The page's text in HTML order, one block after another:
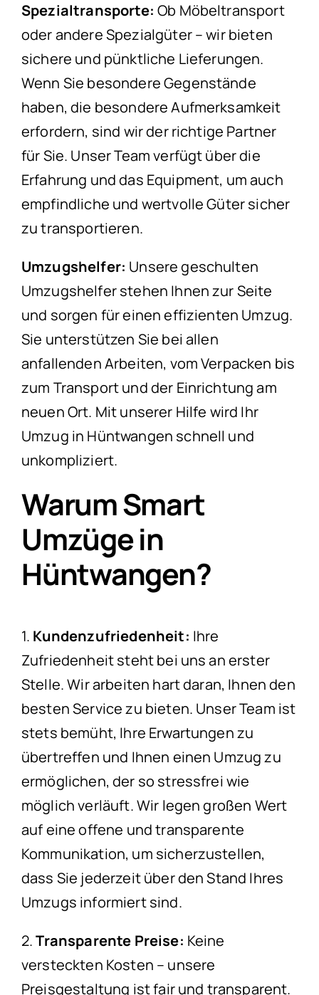
Spezialtransporte: Ob Möbeltransport
oder andere Spezialgüter – wir bieten
sichere und pünktliche Lieferungen.
Wenn Sie besondere Gegenstände
haben, die besondere Aufmerksamkeit
erfordern, sind wir der richtige Partner
für Sie. Unser Team verfügt über die
Erfahrung und das Equipment, um auch
empfindliche und wertvolle Güter sicher
zu transportieren.
Umzugshelfer: Unsere geschulten
Umzugshelfer stehen Ihnen zur Seite
und sorgen für einen effizienten Umzug.
Sie unterstützen Sie bei allen
anfallenden Arbeiten, vom Verpacken bis
zum Transport und der Einrichtung am
neuen Ort. Mit unserer Hilfe wird Ihr
Umzug in Hüntwangen schnell und
unkompliziert.
Warum Smart
Umzüge in
Hüntwangen?
1. Kundenzufriedenheit: Ihre
Zufriedenheit steht bei uns an erster
Stelle. Wir arbeiten hart daran, Ihnen den
besten Service zu bieten. Unser Team ist
stets bemüht, Ihre Erwartungen zu
übertreffen und Ihnen einen Umzug zu
ermöglichen, der so stressfrei wie
möglich verläuft. Wir legen großen Wert
auf eine offene und transparente
Kommunikation, um sicherzustellen,
dass Sie jederzeit über den Stand Ihres
Umzugs informiert sind.
2.Transparente Preise: Keine
versteckten Kosten – unsere
Preisgestaltung ist fair und transparent.